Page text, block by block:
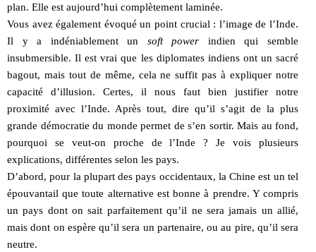
plan. Elle est aujourd’hui complètement laminée.
Vous avez également évoqué un point crucial : l’image de l’Inde.
Il y a indéniablement un soft power indien qui semble
insubmersible. Il est vrai que les diplomates indiens ont un sacré
bagout, mais tout de même, cela ne suffit pas à expliquer notre
capacité d’illusion. Certes, il nous faut bien justifier notre
proximité avec l’Inde. Après tout, dire qu’il s’agit de la plus
grande démocratie du monde permet de s’en sortir. Mais au fond,
pourquoi se veut-on proche de l’Inde ? Je vois plusieurs
explications, différentes selon les pays.
D’abord, pour la plupart des pays occidentaux, la Chine est un tel
épouvantail que toute alternative est bonne à prendre. Y compris
un pays dont on sait parfaitement qu’il ne sera jamais un allié,
mais dont on espère qu’il sera un partenaire, ou au pire, qu’il sera
neutre.